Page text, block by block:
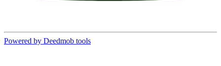
Powered by Deedmob tools